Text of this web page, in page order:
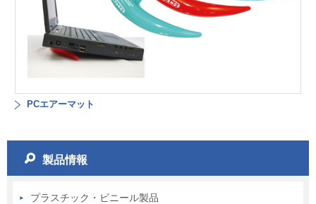
PCエアーマット
製品情報
プラスチック・ビニール製品